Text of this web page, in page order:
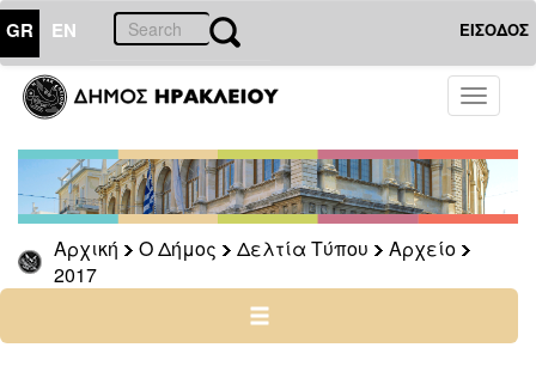
GR EN ΕΙΣΟΔΟΣ
Toggle
Αρχική Ο Δήμος Δελτία Τύπου
Αρχείο
2017
ΔΗΜΟΣ
Δελτία
Τύπου
Αρχείο
2026
2025